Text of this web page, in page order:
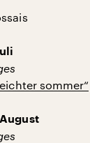
sommer“